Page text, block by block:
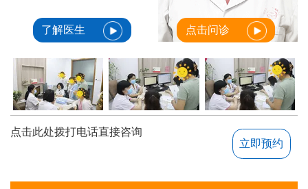
了解医生 点击问诊
点击此处拨打电话直接咨询
立即预约